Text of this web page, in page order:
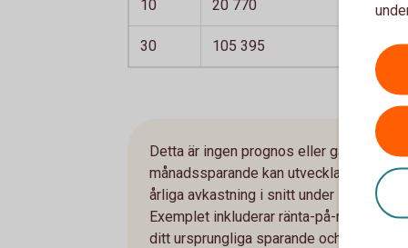
10 20 770
30 105 395
Detta är ingen prognos eller garanti,
månadssparande kan utvecklas över
årliga avkastning i snitt under 1999-
Exemplet inkluderar ränta-på-ränta-
ditt ursprungliga sparande och på